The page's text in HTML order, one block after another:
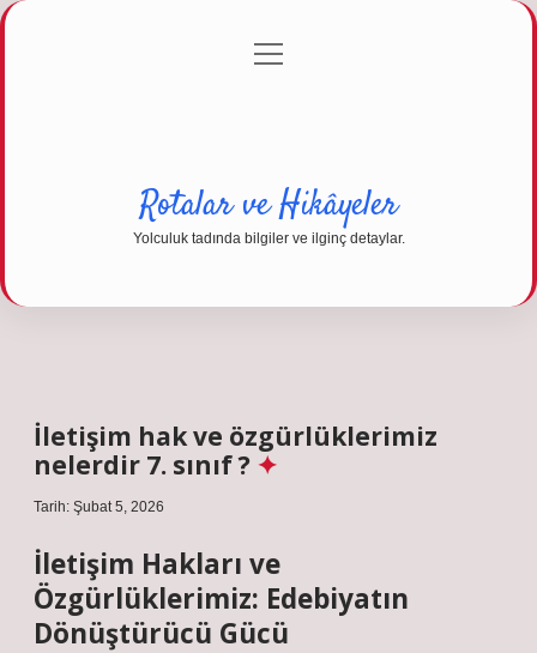
Gizlilik Politikası
menüyü
Rotalar ve Hikâyeler
Yolculuk tadında bilgiler ve ilginç detaylar.
İletişim hak ve özgürlüklerimiz
nelerdir 7. sınıf ?
Tarih: Şubat 5, 2026
İletişim Hakları ve
Özgürlüklerimiz: Edebiyatın
Dönüştürücü Gücü